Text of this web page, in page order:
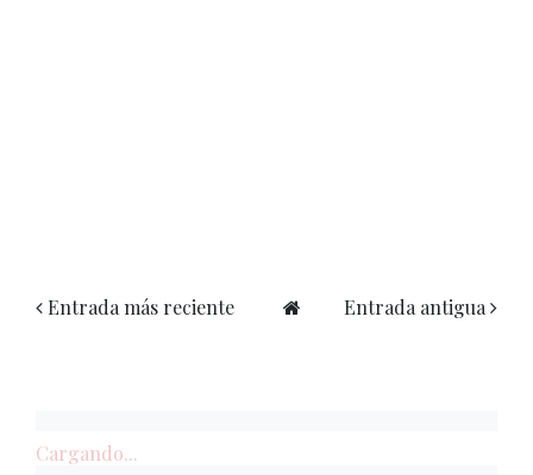
Entrada más reciente Entrada antigua
Cargando...